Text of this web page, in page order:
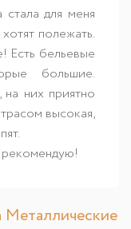
для меня
полежать.
Есть бельевые
большие.
на них приятно
высокая,
Металлические